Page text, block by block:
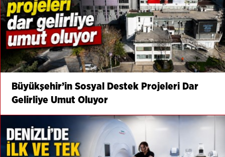
Büyükşehir’in Sosyal Destek Projeleri Dar
Gelirliye Umut Oluyor